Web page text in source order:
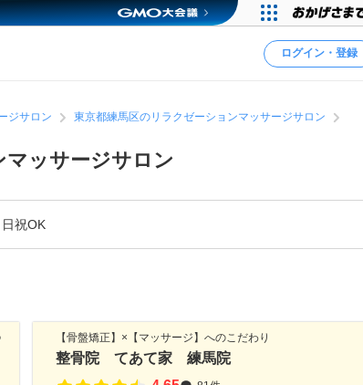
ログイン・登録
ジサロン
東京都練馬区のリラクゼーションマッサージサロン
マッサージサロン
日祝OK
【骨盤矯正】×【マッサージ】へのこだわり
整骨院 てあて家 練馬院